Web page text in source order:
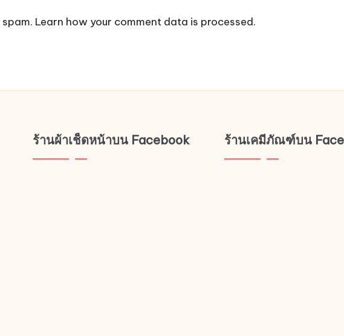
Learn how your comment data is processed.
ร้านผ้าเช็ดหน้าบน Facebook ร้านเคมีภัณฑ์บน